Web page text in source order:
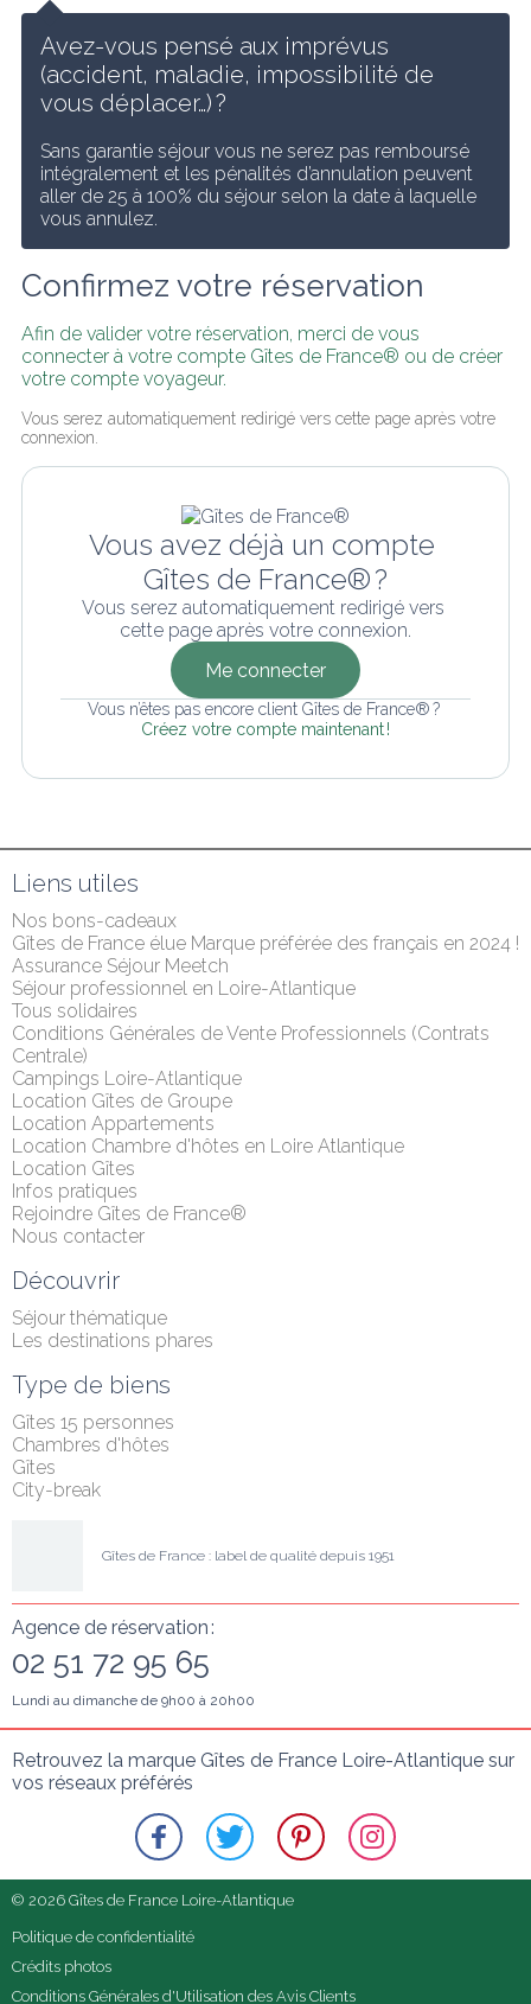
Avez-vous pensé aux imprévus
(accident, maladie, impossibilité de
vous déplacer…) ?
Sans garantie séjour vous ne serez pas remboursé
intégralement et les pénalités d’annulation peuvent
aller de 25 à 100% du séjour selon la date à laquelle
vous annulez.
Confirmez votre réservation
Afin de valider votre réservation, merci de vous
connecter à votre compte Gîtes de France® ou de créer
votre compte voyageur.
Vous serez automatiquement redirigé vers cette page après votre
connexion.
Vous avez déjà un compte
Gîtes de France® ?
Vous serez automatiquement redirigé vers
cette page après votre connexion.
Me connecter
Vous n’êtes pas encore client Gîtes de France® ?
Créez votre compte maintenant !
Liens utiles
Nos bons-cadeaux
Gîtes de France élue Marque préférée des français en 2024 !
Assurance Séjour Meetch
Séjour professionnel en Loire-Atlantique
Tous solidaires
Conditions Générales de Vente Professionnels (Contrats
Centrale)
Campings Loire-Atlantique
Location Gîtes de Groupe
Location Appartements
Location Chambre d'hôtes en Loire Atlantique
Location Gîtes
Infos pratiques
Rejoindre Gîtes de France®
Nous contacter
Découvrir
Séjour thématique
Les destinations phares
Type de biens
Gîtes 15 personnes
Chambres d'hôtes
Gîtes
City-break
Gîtes de France : label de qualité depuis 1951
Agence de réservation :
02 51 72 95 65
Lundi au dimanche de 9h00 à 20h00
Retrouvez la marque Gîtes de France Loire-Atlantique sur
vos réseaux préférés
© 2026 Gîtes de France Loire-Atlantique
Politique de confidentialité
Crédits photos
Conditions Générales d'Utilisation des Avis Clients